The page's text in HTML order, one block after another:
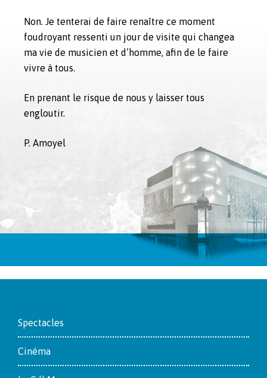
Non. Je tenterai de faire renaître ce moment
foudroyant ressenti un jour de visite qui changea
ma vie de musicien et d’homme, afin de le faire
vivre à tous.
En prenant le risque de nous y laisser tous
engloutir.
P. Amoyel
Footer
Spectacles
Cinéma